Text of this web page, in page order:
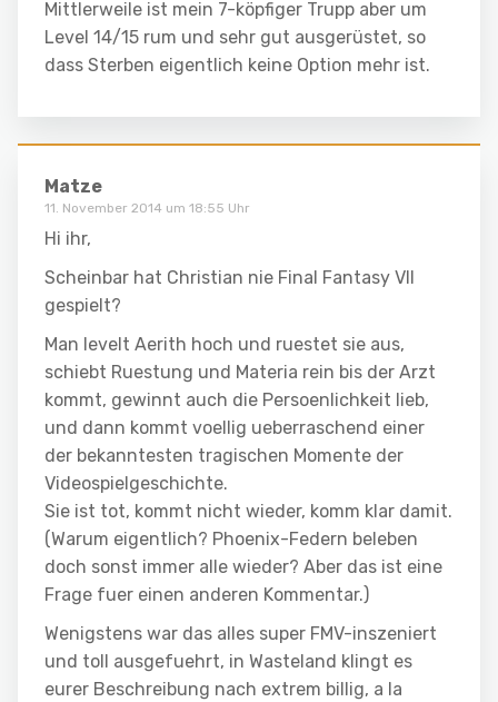
Mittlerweile ist mein 7-köpfiger Trupp aber um
Level 14/15 rum und sehr gut ausgerüstet, so
dass Sterben eigentlich keine Option mehr ist.
Matze
11. November 2014 um 18:55 Uhr
Hi ihr,
Scheinbar hat Christian nie Final Fantasy VII
gespielt?
Man levelt Aerith hoch und ruestet sie aus,
schiebt Ruestung und Materia rein bis der Arzt
kommt, gewinnt auch die Persoenlichkeit lieb,
und dann kommt voellig ueberraschend einer
der bekanntesten tragischen Momente der
Videospielgeschichte.
Sie ist tot, kommt nicht wieder, komm klar damit.
(Warum eigentlich? Phoenix-Federn beleben
doch sonst immer alle wieder? Aber das ist eine
Frage fuer einen anderen Kommentar.)
Wenigstens war das alles super FMV-inszeniert
und toll ausgefuehrt, in Wasteland klingt es
eurer Beschreibung nach extrem billig, a la